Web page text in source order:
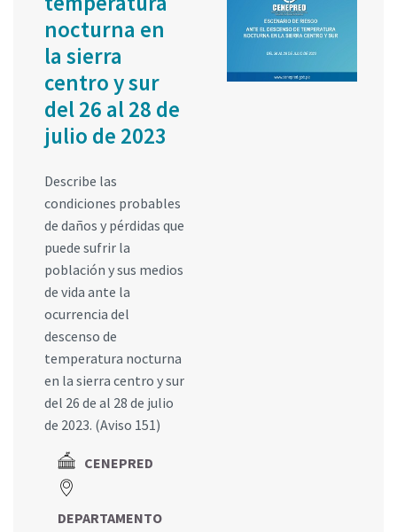
nocturna en
la sierra
centro y sur
del 26 al 28 de
julio de 2023
Describe las
condiciones probables
de daños y pérdidas que
puede sufrir la
población y sus medios
de vida ante la
ocurrencia del
descenso de
temperatura nocturna
en la sierra centro y sur
del 26 de al 28 de julio
de 2023. (Aviso 151)
CENEPRED
DEPARTAMENTO